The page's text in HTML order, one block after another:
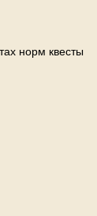
норм квесты